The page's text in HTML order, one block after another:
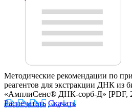
Методические рекомендации по
реагентов для экстракции ДНК из
«АмплиСенс® ДНК-сорб-Д» [PDF,
Распечатать Скачать